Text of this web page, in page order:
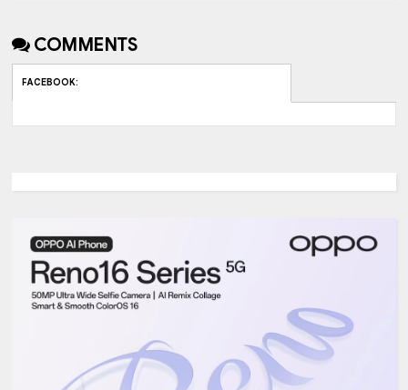
COMMENTS
FACEBOOK: